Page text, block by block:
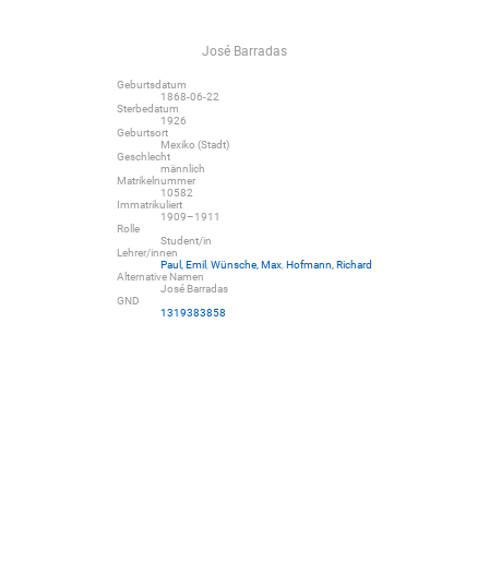
José Barradas
Geburtsdatum
1868-06-22
Sterbedatum
1926
Geburtsort
Mexiko (Stadt)
Geschlecht
männlich
Matrikelnummer
10582
Immatrikuliert
1909–1911
Rolle
Student/in
Lehrer/innen
Paul, Emil Wünsche, Max Hofmann, Richard
Alternative Namen
José Barradas
GND
1319383858